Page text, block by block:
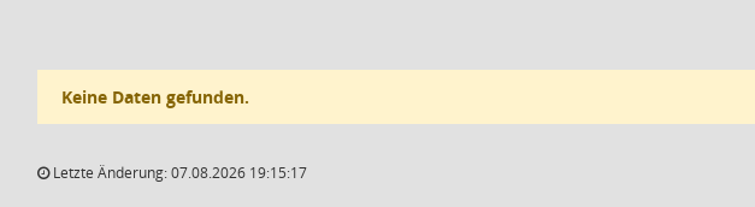
Keine Daten gefunden.
Letzte Änderung: 07.08.2026 19:15:17